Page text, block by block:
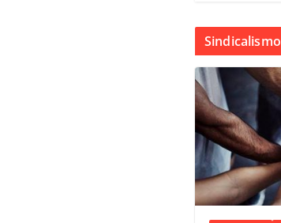
Sindicalismo